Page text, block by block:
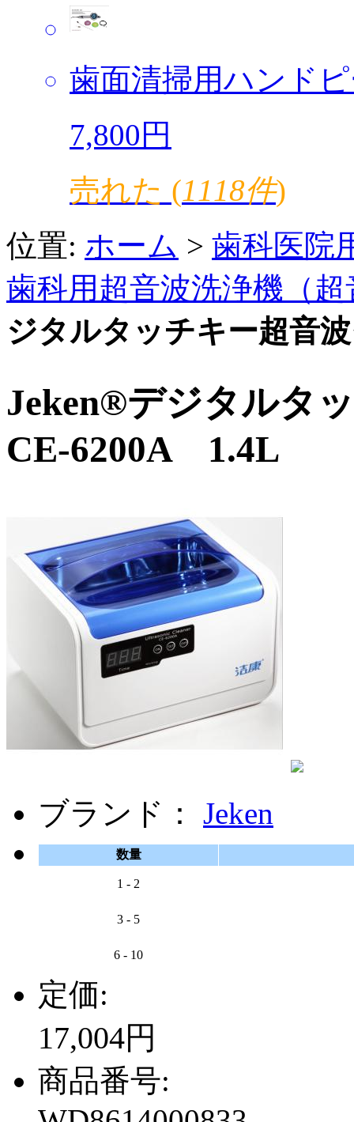
歯面清掃用ハンド
7,800円
売れた (1118件)
位置: ホーム > 歯科医院
歯科用超音波洗浄機（
ジタルタッチキー超音
Jeken®デジタルタ
CE-6200A 1.4L
ブランド： Jeken
数量
1 - 2
3 - 5
6 - 10
定価:
17,004円
商品番号: